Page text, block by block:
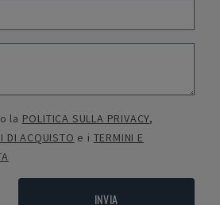
la POLITICA SULLA PRIVACY,
DI ACQUISTO e i TERMINI E
INVIA